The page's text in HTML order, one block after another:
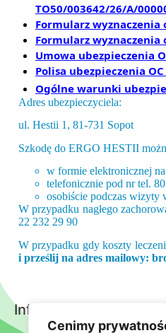
Cenimy
TO50/003642/26/A/
Formularz wyznaczenia
Formularz wyznaczenia
Umowa ubezpieczenia
Polisa ubezpieczenia
Ogólne warunki
Adres ubezpieczyciela:
ul. Hestii 1, 81-731 Sopot
Szkodę do ERGO HESTII
w formie elektronicznej
telefonicznie pod nr tel.
osobiście podczas wizyty
W przypadku nagłego
22 232 29 90
W przypadku gdy koszty
i prześlij na adres mailowy:
Informacje i dokumenty